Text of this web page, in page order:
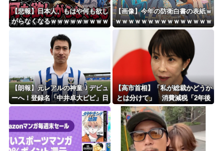
Powered by livedoor 相互RSS
【悲報】日本人、もはや何も欲し
がらなくなるｗｗｗｗｗｗｗｗｗ
【画像】今年の防衛白書の表紙ｗ
ｗｗｗｗｗｗｗｗｗｗｗｗｗｗｗ
ｗｗｗ
【朗報】元レアルの神童Ｊデビュ
ーへ！登録名「中井卓大ピピ」日
本初挑戦の22歳今治MFが開幕戦
【高市首相】「私が総裁かどうか
とは分けて」 消費減税「2年後
に私の責任で戻す」発言を説明